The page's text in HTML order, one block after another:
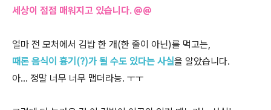
세상이 점점 매워지고 있습니다. @@
얼마 전 모처에서 김밥 한 개(한 줄이 아닌)를 먹고는,
때론 음식이 흉기(?)가 될 수도 있다는 사실을 알았습니다.
아… 정말 너무 너무 맵더라능. ㅜㅜ